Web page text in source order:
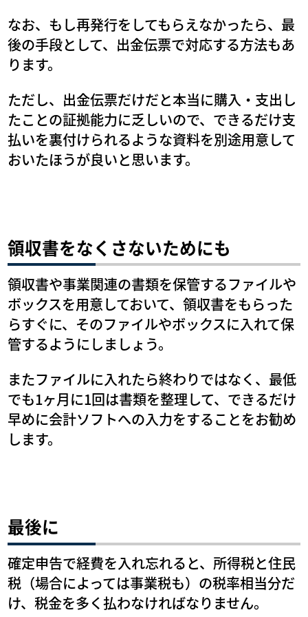
なお、もし再発行をしてもらえなかったら、最
後の手段として、出金伝票で対応する方法もあ
ります。
ただし、出金伝票だけだと本当に購入・支出し
たことの証拠能力に乏しいので、できるだけ支
払いを裏付けられるような資料を別途用意して
おいたほうが良いと思います。
領収書をなくさないためにも
領収書や事業関連の書類を保管するファイルや
ボックスを用意しておいて、領収書をもらった
らすぐに、そのファイルやボックスに入れて保
管するようにしましょう。
またファイルに入れたら終わりではなく、最低
でも1ヶ月に1回は書類を整理して、できるだけ
早めに会計ソフトへの入力をすることをお勧め
します。
最後に
確定申告で経費を入れ忘れると、所得税と住民
税（場合によっては事業税も）の税率相当分だ
け、税金を多く払わなければなりません。